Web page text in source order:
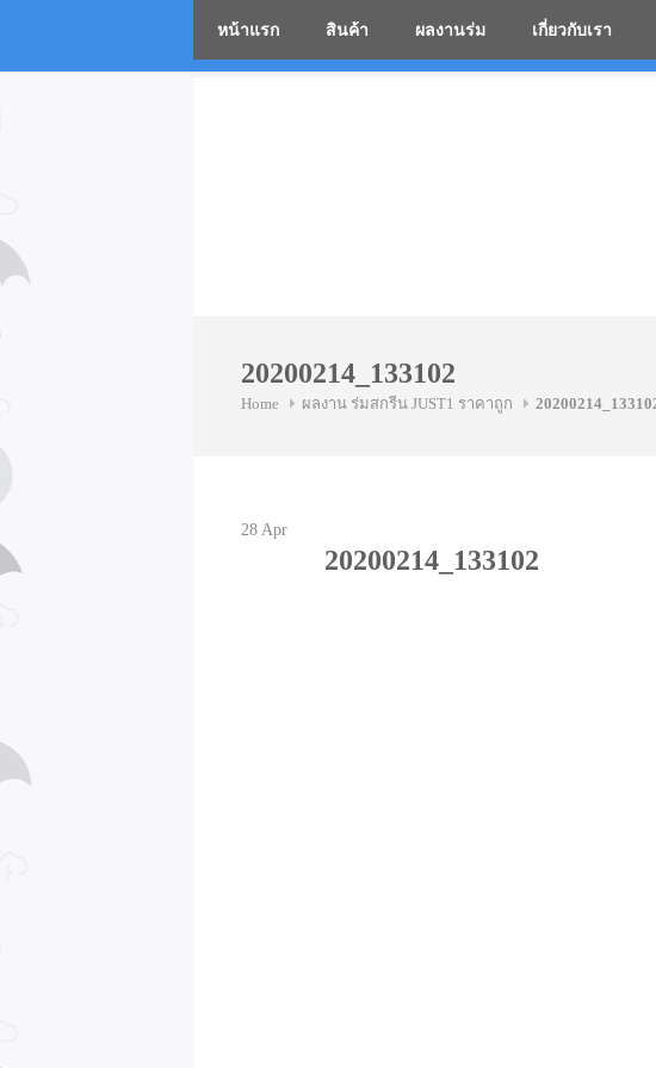
หน้าแรก สินค้า ผลงานร่ม เกี่ยวกับเรา
20200214_133102
Home ผลงาน ร่มสกรีน JUST1 ราคาถูก
28 Apr
20200214_133102
โรงงานร่มสกรีนโลโ